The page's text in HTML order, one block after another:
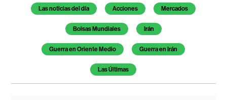
Temas de este artículo
Las noticias del día Acciones Mercados
Bolsas Mundiales Irán
Guerra en Oriente Medio Guerra en Irán
Las Últimas